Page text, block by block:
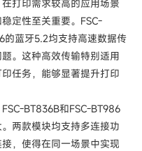
在打印需求较高的应用场景
定性至关重要。FSC-
的蓝牙5.2均支持高速数据传
。这种高效传输特别适用
任务，能够显著提升打印
FSC-BT836B和FSC-BT986
两款模块均支持多连接功
，使得在同一场景中实现